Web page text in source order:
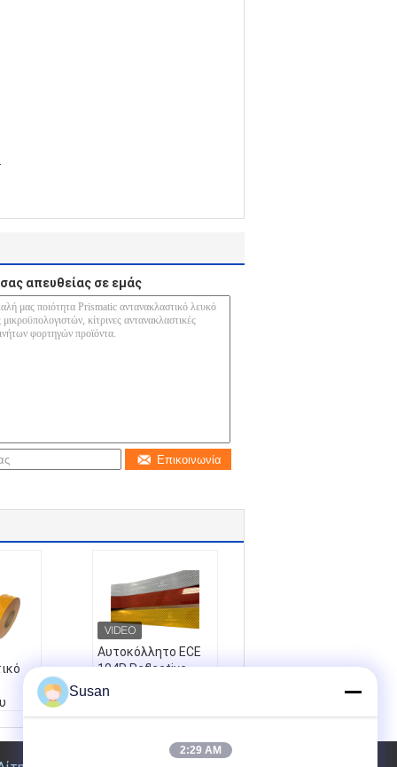
απευθείας σε εμάς
Επικοινωνία
Αυτοκόλλητο ECE
104R Reflective
Material Vehicle
Reflective Tapes
Όνομα προϊόντος:
Susan
2:29 AM